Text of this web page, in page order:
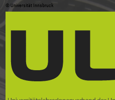
Direkt zum Inhalt
© Universität Innsbruck